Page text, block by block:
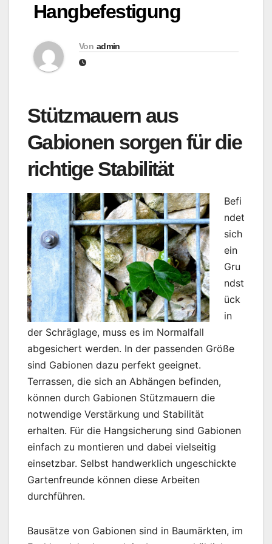
Hangbefestigung
Von admin
Stützmauern aus
Gabionen sorgen für die
richtige Stabilität
Befi
ndet
sich
ein
Gru
ndst
ück
in
der Schräglage, muss es im Normalfall
abgesichert werden. In der passenden Größe
sind Gabionen dazu perfekt geeignet.
Terrassen, die sich an Abhängen befinden,
können durch Gabionen Stützmauern die
notwendige Verstärkung und Stabilität
erhalten. Für die Hangsicherung sind Gabionen
einfach zu montieren und dabei vielseitig
einsetzbar. Selbst handwerklich ungeschickte
Gartenfreunde können diese Arbeiten
durchführen.
Bausätze von Gabionen sind in Baumärkten, im